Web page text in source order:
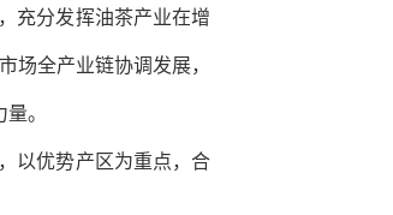
充分发挥油茶产业在增
场全产业链协调发展，
。
以优势产区为重点，合